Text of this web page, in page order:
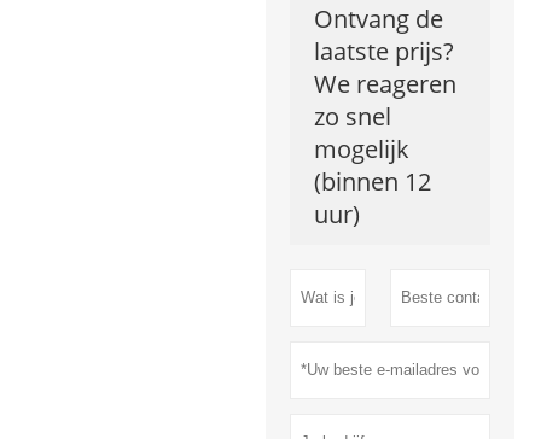
Ontvang de
laatste prijs?
We reageren
zo snel
mogelijk
(binnen 12
uur)